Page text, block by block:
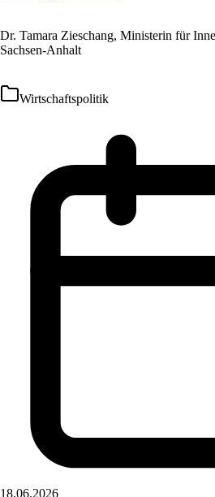
Dr. Tamara Zieschang, Ministerin für
Sachsen-Anhalt
Wirtschaftspolitik
18.06.2026